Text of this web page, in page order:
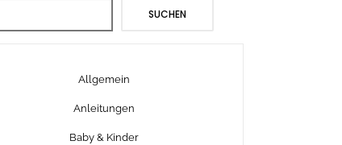
SUCHEN
Allgemein
Anleitungen
Baby & Kinder